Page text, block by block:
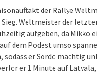
der Rallye
Weltmeister der
aufgeben, da Mikko
dem Podest umso
sodass er Sordo mächtig
er 1 Minute auf